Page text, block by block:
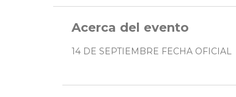
Acerca del evento
14 DE SEPTIEMBRE FECHA OFICIAL